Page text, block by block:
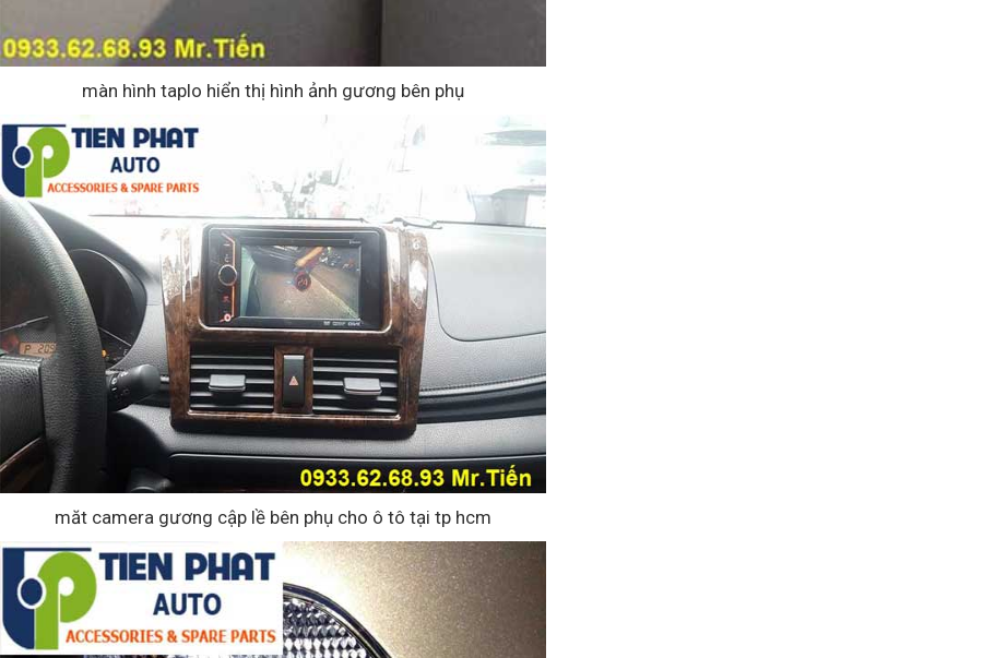
màn hình taplo hiển thị hình ảnh gương bên phụ
măt camera gương cập lề bên phụ cho ô tô tại tp hcm